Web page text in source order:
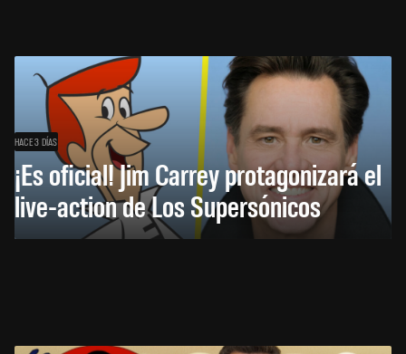
HACE 3 DÍAS
¡Es oficial! Jim Carrey protagonizará el
live-action de Los Supersónicos